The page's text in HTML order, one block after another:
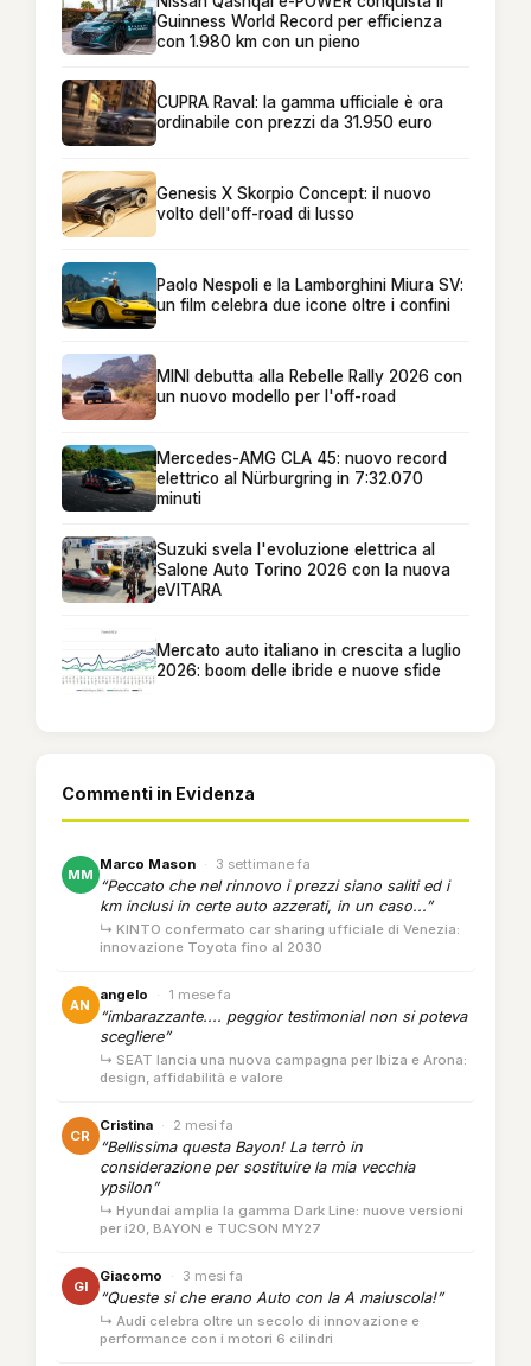
Guinness World Record per efficienza
con 1.980 km con un pieno
CUPRA Raval: la gamma ufficiale è ora
ordinabile con prezzi da 31.950 euro
Genesis X Skorpio Concept: il nuovo
volto dell'off-road di lusso
Paolo Nespoli e la Lamborghini Miura SV:
un film celebra due icone oltre i confini
MINI debutta alla Rebelle Rally 2026 con
un nuovo modello per l'off-road
Mercedes-AMG CLA 45: nuovo record
elettrico al Nürburgring in 7:32.070
minuti
Suzuki svela l'evoluzione elettrica al
Salone Auto Torino 2026 con la nuova
eVITARA
Mercato auto italiano in crescita a luglio
2026: boom delle ibride e nuove sfide
Commenti in Evidenza
MM
Marco Mason · 3 settimane fa
“Peccato che nel rinnovo i prezzi siano saliti ed i
km inclusi in certe auto azzerati, in un caso...”
↳ KINTO confermato car sharing ufficiale di Venezia:
innovazione Toyota fino al 2030
AN
angelo · 1 mese fa
“imbarazzante.... peggior testimonial non si poteva
scegliere”
↳ SEAT lancia una nuova campagna per Ibiza e Arona:
design, affidabilità e valore
CR
Cristina · 2 mesi fa
“Bellissima questa Bayon! La terrò in
considerazione per sostituire la mia vecchia
ypsilon”
↳ Hyundai amplia la gamma Dark Line: nuove versioni
per i20, BAYON e TUCSON MY27
GI
Giacomo · 3 mesi fa
“Queste si che erano Auto con la A maiuscola!”
↳ Audi celebra oltre un secolo di innovazione e
performance con i motori 6 cilindri